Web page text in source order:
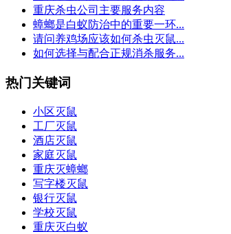
重庆杀虫公司主要服务内容
蟑螂是白蚁防治中的重要一环...
请问养鸡场应该如何杀虫灭鼠...
如何选择与配合正规消杀服务...
热门关键词
小区灭鼠
工厂灭鼠
酒店灭鼠
家庭灭鼠
重庆灭蟑螂
写字楼灭鼠
银行灭鼠
学校灭鼠
重庆灭白蚁